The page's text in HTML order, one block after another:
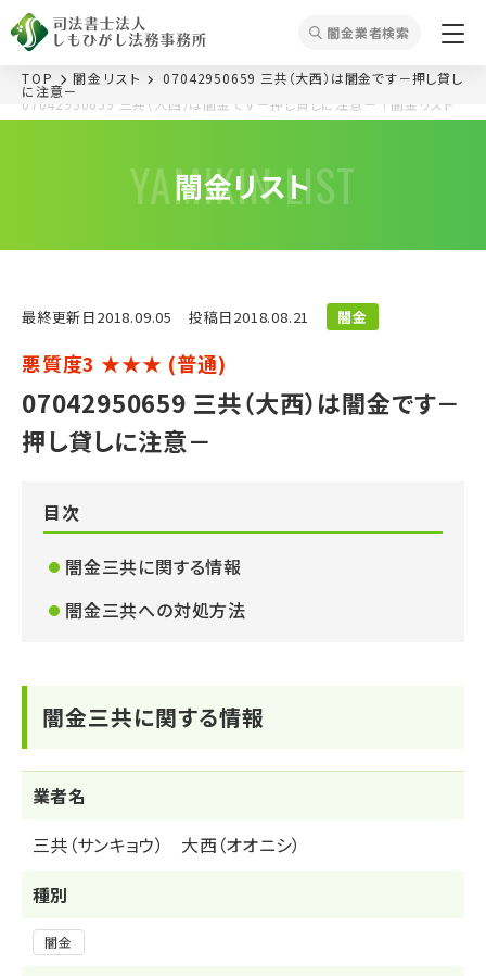
闇⾦業者検索
YAMIKIN LIST
闇⾦リスト
07042950659 三共（大西）は闇金です－押し貸しに注意－｜闇⾦リスト
TOP 闇⾦リスト 07042950659 三共（大西）は闇金です－押し貸し
に注意－
最終更新⽇2018.09.05 投稿⽇2018.08.21 闇金
悪質度3 ★★★ (普通)
07042950659 三共（大西）は闇金です－
押し貸しに注意－
目次
闇金三共に関する情報
闇金三共への対処方法
闇金三共に関する情報
業者名
三共（サンキョウ） 大西（オオニシ）
種別
闇金